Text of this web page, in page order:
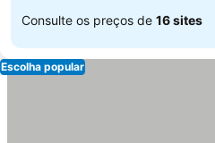
Consulte os preços de 16 sites
Escolha popular